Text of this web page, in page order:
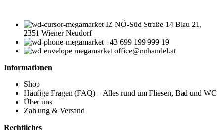
IZ NÖ-Süd Straße 14 Blau 21,
2351 Wiener Neudorf
+43 699 199 999 19
office@nnhandel.at
Informationen
Shop
Häufige Fragen (FAQ) – Alles rund um Fliesen, Bad und WC
Über uns
Zahlung & Versand
Rechtliches